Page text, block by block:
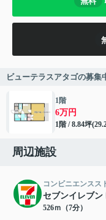
ビューテラスアタゴの募集
1階
6万円
1階 / 8.84坪
周辺施設
コンビニエンスス
セブンイレブン
526ｍ（7分）